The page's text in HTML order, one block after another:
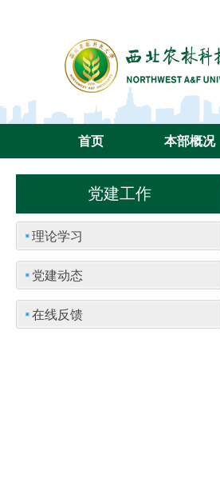
首页 本部概况
党建工作
理论学习
党建动态
在线反馈